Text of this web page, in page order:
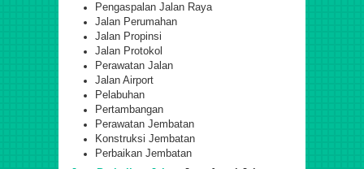
Pengaspalan Jalan Raya
Jalan Perumahan
Jalan Propinsi
Jalan Protokol
Perawatan Jalan
Jalan Airport
Pelabuhan
Pertambangan
Perawatan Jembatan
Konstruksi Jembatan
Perbaikan Jembatan